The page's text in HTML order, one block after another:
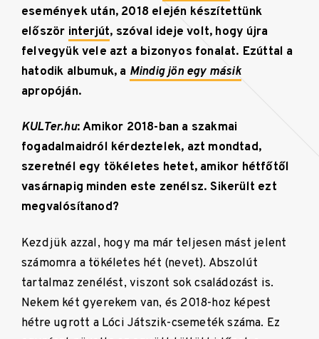
események után, 2018 elején készítettünk
először interjút, szóval ideje volt, hogy újra
felvegyük vele azt a bizonyos fonalat. Ezúttal a
hatodik albumuk, a Mindig jön egy másik
apropóján.
KULTer.hu:Amikor 2018-ban a szakmai
fogadalmaidról kérdeztelek, azt mondtad,
szeretnél egy tökéletes hetet, amikor hétfőtől
vasárnapig minden este zenélsz. Sikerült ezt
megvalósítanod?
Kezdjük azzal, hogy ma már teljesen mást jelent
számomra a tökéletes hét (nevet). Abszolút
tartalmaz zenélést, viszont sok családozást is.
Nekem két gyerekem van, és 2018-hoz képest
hétre ugrott a Lóci Játszik-csemeték száma. Ez